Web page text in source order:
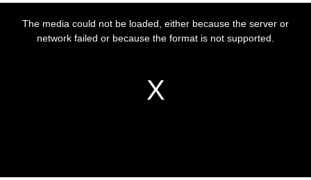
The media could not be loaded, either because the server or
network failed or because the format is not supported.